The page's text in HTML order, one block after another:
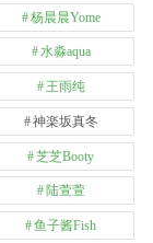
杨晨晨Yome
水淼aqua
王雨纯
神楽坂真冬
芝芝Booty
陆萱萱
鱼子酱Fish